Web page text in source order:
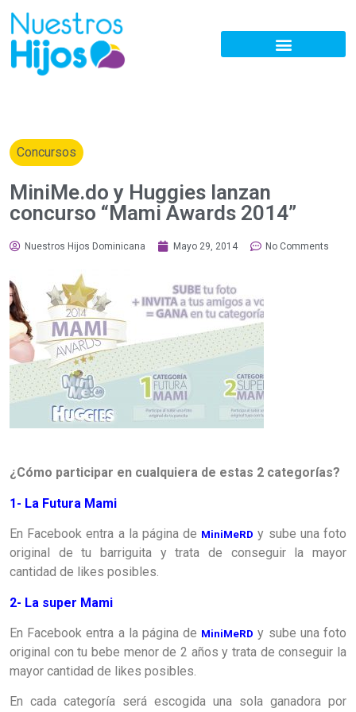
Concursos
MiniMe.do y Huggies lanzan
concurso “Mami Awards 2014”
Nuestros Hijos Dominicana Mayo 29, 2014 No Comments
¿Cómo participar en cualquiera de estas 2 categorías?
1- La Futura Mami
En Facebook entra a la página de MiniMeRD y sube una foto
original de tu barriguita y trata de conseguir la mayor
cantidad de likes posibles.
2- La super Mami
En Facebook entra a la página de MiniMeRD y sube una foto
original con tu bebe menor de 2 años y trata de conseguir la
mayor cantidad de likes posibles.
En cada categoría será escogida una sola ganadora por